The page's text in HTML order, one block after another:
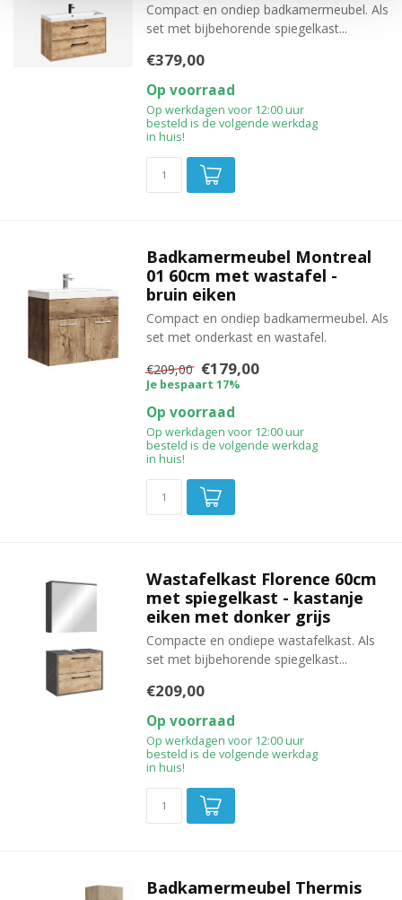
Compact en ondiep badkamermeubel. Als
set met bijbehorende spiegelkast...
€379,00
Op voorraad
Op werkdagen voor 12:00 uur
besteld is de volgende werkdag
in huis!
Badkamermeubel Montreal
01 60cm met wastafel -
bruin eiken
Compact en ondiep badkamermeubel. Als
set met onderkast en wastafel.
€209,00 €179,00
Je bespaart 17%
Op voorraad
Op werkdagen voor 12:00 uur
besteld is de volgende werkdag
in huis!
Wastafelkast Florence 60cm
met spiegelkast - kastanje
eiken met donker grijs
Compacte en ondiepe wastafelkast. Als
set met bijbehorende spiegelkast...
€209,00
Op voorraad
Op werkdagen voor 12:00 uur
besteld is de volgende werkdag
in huis!
Badkamermeubel Thermis